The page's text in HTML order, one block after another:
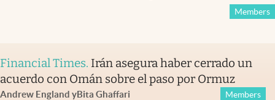
Members
Financial Times. Irán asegura haber cerrado un
acuerdo con Omán sobre el paso por Ormuz
Andrew England yBita Ghaffari Members